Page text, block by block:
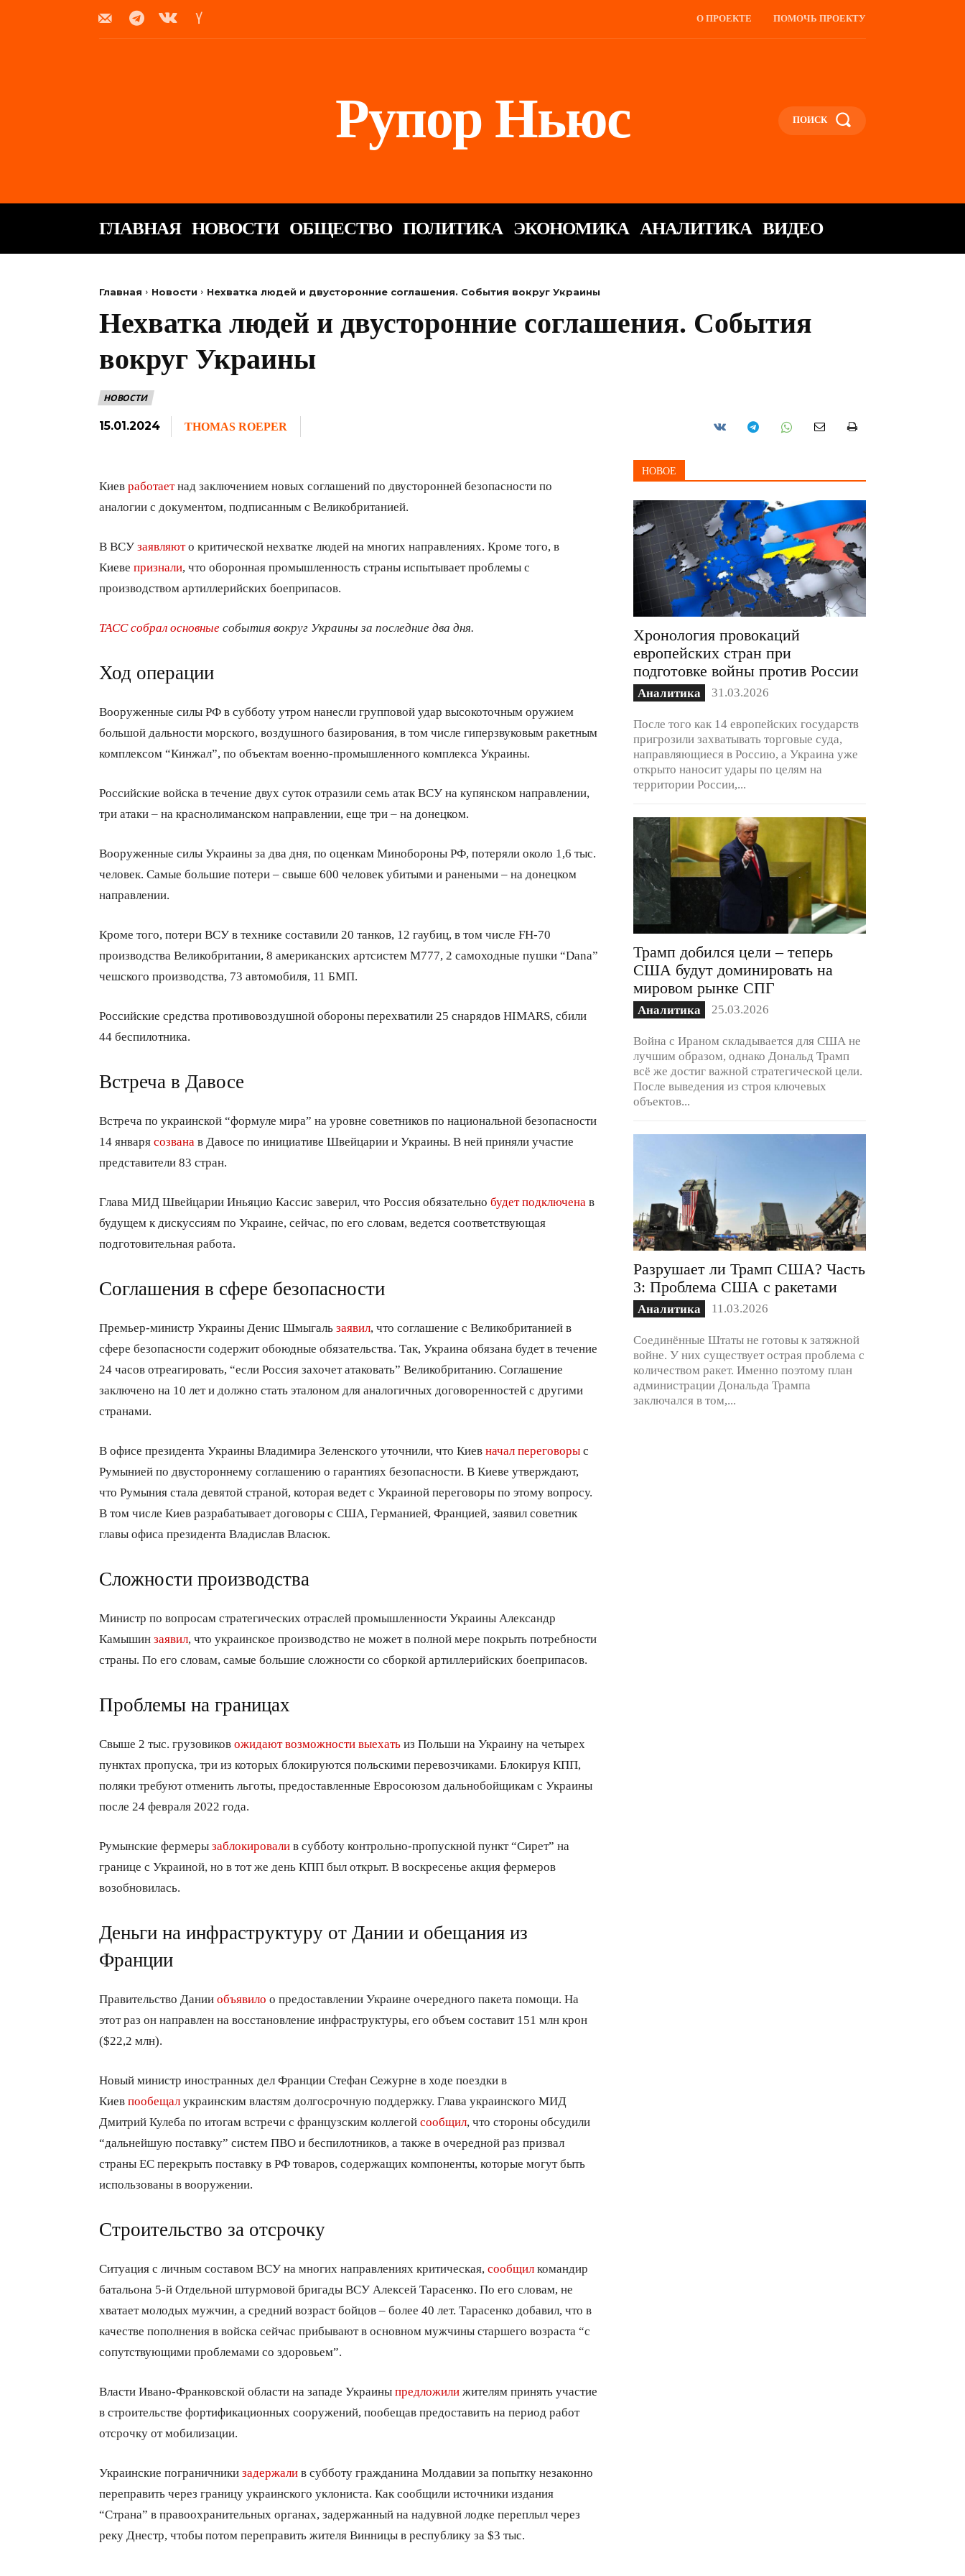
О ПРОЕКТЕ ПОМОЧЬ ПРОЕКТУ
Рупор Ньюс ПОИСК
ГЛАВНАЯ НОВОСТИ ОБЩЕСТВО ПОЛИТИКА ЭКОНОМИКА АНАЛИТИКА ВИДЕО
Главная Новости Нехватка людей и двусторонние соглашения. События вокруг Украины
Нехватка людей и двусторонние соглашения. События
вокруг Украины
НОВОСТИ
15.01.2024 THOMAS ROEPER
Киев работаетнад заключением новых соглашений по двусторонней безопасности по
аналогии с документом, подписанным с Великобританией.
В ВСУ заявляюто критической нехватке людей на многих направлениях. Кроме того, в
Киеве признали , что оборонная промышленность страны испытывает проблемы с
производством артиллерийских боеприпасов.
ТАСС собрал основные события вокруг Украины за последние два дня.
Ход операции
Вооруженные силы РФ в субботу утром нанесли групповой удар высокоточным оружием
большой дальности морского, воздушного базирования, в том числе гиперзвуковым ракетным
комплексом “Кинжал”, по объектам военно-промышленного комплекса Украины.
Российские войска в течение двух суток отразили семь атак ВСУ на купянском направлении,
три атаки – на краснолиманском направлении, еще три – на донецком.
Вооруженные силы Украины за два дня, по оценкам Минобороны РФ, потеряли около 1,6 тыс.
человек. Самые большие потери – свыше 600 человек убитыми и ранеными – на донецком
направлении.
Кроме того, потери ВСУ в технике составили 20 танков, 12 гаубиц, в том числе FH-70
производства Великобритании, 8 американских артсистем М777, 2 самоходные пушки “Dana”
чешского производства, 73 автомобиля, 11 БМП.
Российские средства противовоздушной обороны перехватили 25 снарядов HIMARS, сбили
44 беспилотника.
Встреча в Давосе
Встреча по украинской “формуле мира” на уровне советников по национальной безопасности
14 января созвана в Давосе по инициативе Швейцарии и Украины. В ней приняли участие
представители 83 стран.
Глава МИД Швейцарии Иньяцио Кассис заверил, что Россия обязательно будет подключена в
будущем к дискуссиям по Украине, сейчас, по его словам, ведется соответствующая
подготовительная работа.
Соглашения в сфере безопасности
Премьер-министр Украины Денис Шмыгаль заявил , что соглашение с Великобританией в
сфере безопасности содержит обоюдные обязательства. Так, Украина обязана будет в течение
24 часов отреагировать, “если Россия захочет атаковать” Великобританию. Соглашение
заключено на 10 лет и должно стать эталоном для аналогичных договоренностей с другими
странами.
В офисе президента Украины Владимира Зеленского уточнили, что Киев начал переговоры с
Румынией по двустороннему соглашению о гарантиях безопасности. В Киеве утверждают,
что Румыния стала девятой страной, которая ведет с Украиной переговоры по этому вопросу.
В том числе Киев разрабатывает договоры с США, Германией, Францией, заявил советник
главы офиса президента Владислав Власюк.
Сложности производства
Министр по вопросам стратегических отраслей промышленности Украины Александр
Камышин заявил , что украинское производство не может в полной мере покрыть потребности
страны. По его словам, самые большие сложности со сборкой артиллерийских боеприпасов.
Проблемы на границах
Свыше 2 тыс. грузовиков ожидают возможности выехать из Польши на Украину на четырех
пунктах пропуска, три из которых блокируются польскими перевозчиками. Блокируя КПП,
поляки требуют отменить льготы, предоставленные Евросоюзом дальнобойщикам с Украины
после 24 февраля 2022 года.
Румынские фермеры заблокировали в субботу контрольно-пропускной пункт “Сирет” на
границе с Украиной, но в тот же день КПП был открыт. В воскресенье акция фермеров
возобновилась.
Деньги на инфраструктуру от Дании и обещания из
Франции
Правительство Дании объявило о предоставлении Украине очередного пакета помощи. На
этот раз он направлен на восстановление инфраструктуры, его объем составит 151 млн крон
($22,2 млн).
Новый министр иностранных дел Франции Стефан Сежурне в ходе поездки в
Киев пообещал украинским властям долгосрочную поддержку. Глава украинского МИД
Дмитрий Кулеба по итогам встречи с французским коллегой сообщил , что стороны обсудили
“дальнейшую поставку” систем ПВО и беспилотников, а также в очередной раз призвал
страны ЕС перекрыть поставку в РФ товаров, содержащих компоненты, которые могут быть
использованы в вооружении.
Строительство за отсрочку
Ситуация с личным составом ВСУ на многих направлениях критическая, сообщил командир
батальона 5-й Отдельной штурмовой бригады ВСУ Алексей Тарасенко. По его словам, не
хватает молодых мужчин, а средний возраст бойцов – более 40 лет. Тарасенко добавил, что в
качестве пополнения в войска сейчас прибывают в основном мужчины старшего возраста “с
сопутствующими проблемами со здоровьем”.
Власти Ивано-Франковской области на западе Украины предложили жителям принять участие
в строительстве фортификационных сооружений, пообещав предоставить на период работ
отсрочку от мобилизации.
Украинские пограничники задержали в субботу гражданина Молдавии за попытку незаконно
переправить через границу украинского уклониста. Как сообщили источники издания
“Страна” в правоохранительных органах, задержанный на надувной лодке переплыл через
реку Днестр, чтобы потом переправить жителя Винницы в республику за $3 тыс.
НОВОЕ
Хронология провокаций
европейских стран при
подготовке войны против России
Аналитика 31.03.2026
После того как 14 европейских государств
пригрозили захватывать торговые суда,
направляющиеся в Россию, а Украина уже
открыто наносит удары по целям на
территории России,...
Трамп добился цели – теперь
США будут доминировать на
мировом рынке СПГ
Аналитика 25.03.2026
Война с Ираном складывается для США не
лучшим образом, однако Дональд Трамп
всё же достиг важной стратегической цели.
После выведения из строя ключевых
объектов...
Разрушает ли Трамп США? Часть
3: Проблема США с ракетами
Аналитика 11.03.2026
Соединённые Штаты не готовы к затяжной
войне. У них существует острая проблема с
количеством ракет. Именно поэтому план
администрации Дональда Трампа
заключался в том,...